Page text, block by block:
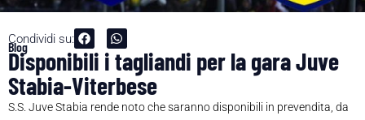
Condividi su:
Blog
Disponibili i tagliandi per la gara Juve
Stabia-Viterbese
S.S. Juve Stabia rende noto che saranno disponibili in prevendita, da